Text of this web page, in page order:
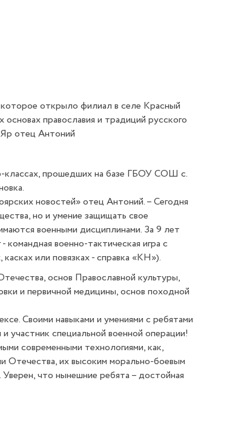
открыло филиал в селе Красный
православия и традиций русского
Яр отец Антоний
классах, прошедших на базе ГБОУ СОШ с.
новостей» отец Антоний. – Сегодня
но и умение защищать свое
военными дисциплинами. За 9 лет
военно-тактическая игра с
или повязках - справка «КН»).
основ Православной культуры,
и первичной медицины, основ походной
Своими навыками и умениями с ребятами
специальной военной операции!
современными технологиями, как,
Отечества, их высоким морально-боевым
что нынешние ребята – достойная